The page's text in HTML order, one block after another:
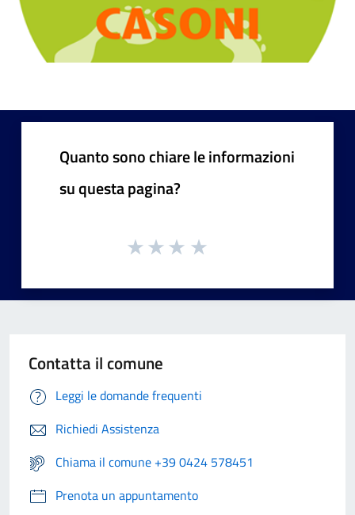
Quanto sono chiare le informazioni
su questa pagina?
Contatta il comune
Leggi le domande frequenti
Richiedi Assistenza
Chiama il comune +39 0424 578451
Prenota un appuntamento